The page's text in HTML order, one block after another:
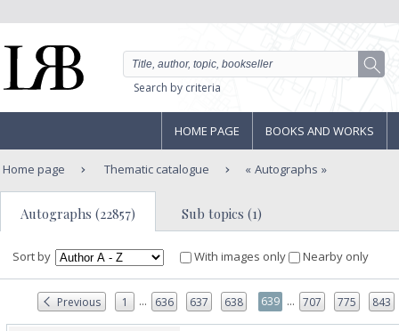
Search by criteria
HOME PAGE BOOKS AND WORKS
Home page Thematic catalogue Autographs
Autographs (22857) Sub topics (1)
Sort by With images only Nearby only
Previous 1 ... 636 637 638 639 ... 707 775 843